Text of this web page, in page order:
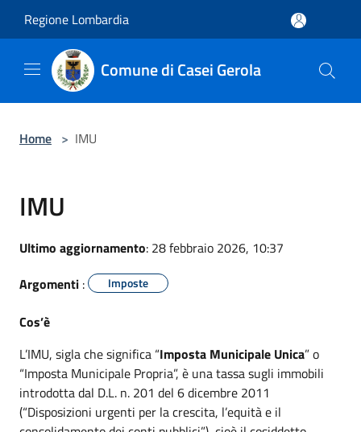
Regione Lombardia
Comune di Casei Gerola
Home > IMU
IMU
Ultimo aggiornamento: 28 febbraio 2026, 10:37
Argomenti : Imposte
Cos’è
L’IMU, sigla che significa “Imposta Municipale Unica” o
“Imposta Municipale Propria”, è una tassa sugli immobili
introdotta dal D.L. n. 201 del 6 dicembre 2011
(“Disposizioni urgenti per la crescita, l’equità e il